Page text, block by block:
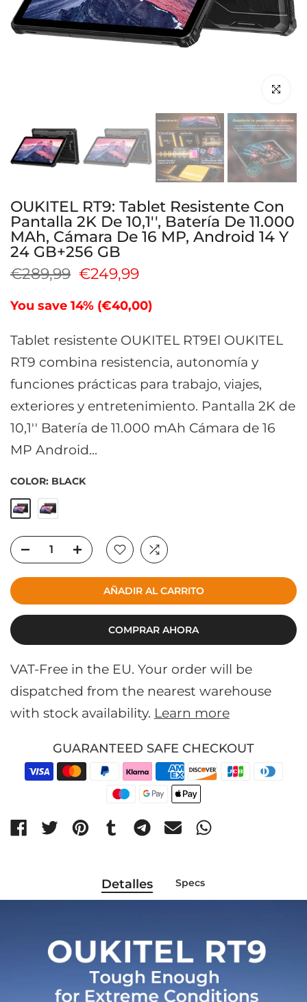
Haga clic
OUKITEL RT9: Tablet Resistente Con
Pantalla 2K De 10,1'', Batería De 11.000
MAh, Cámara De 16 MP, Android 14 Y
24 GB+256 GB
€289,99 €249,99
You save 14% (€40,00)
Tablet resistente OUKITEL RT9El OUKITEL
RT9 combina resistencia, autonomía y
funciones prácticas para trabajo, viajes,
exteriores y entretenimiento. Pantalla 2K de
10,1'' Batería de 11.000 mAh Cámara de 16
MP Android...
COLOR: BLACK
AÑADIR AL CARRITO
COMPRAR AHORA
VAT-Free in the EU. Your order will be
dispatched from the nearest warehouse
with stock availability. Learn more
GUARANTEED SAFE CHECKOUT
Detalles Specs